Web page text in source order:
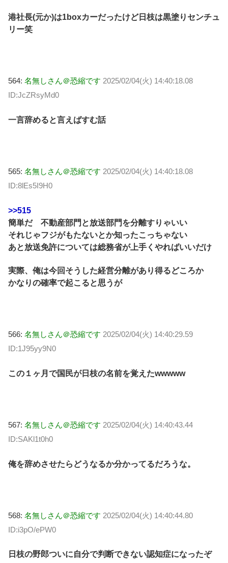
港社長(元か)は1boxカーだったけど日枝は黒塗りセンチュ
リー笑
564: 名無しさん＠恐縮です 2025/02/04(火) 14:40:18.08
ID:JcZRsyMd0
一言辞めると言えばすむ話
565: 名無しさん＠恐縮です 2025/02/04(火) 14:40:18.08
ID:8lEs5I9H0
>>515
簡単だ 不動産部門と放送部門を分離すりゃいい
それじゃフジがもたないとか知ったこっちゃない
あと放送免許については総務省が上手くやればいいだけ
実際、俺は今回そうした経営分離があり得るどころか
かなりの確率で起こると思うが
566: 名無しさん＠恐縮です 2025/02/04(火) 14:40:29.59
ID:1J95yy9N0
この１ヶ月で国民が日枝の名前を覚えたwwwww
567: 名無しさん＠恐縮です 2025/02/04(火) 14:40:43.44
ID:SAKl1t0h0
俺を辞めさせたらどうなるか分かってるだろうな。
568: 名無しさん＠恐縮です 2025/02/04(火) 14:40:44.80
ID:i3pO/ePW0
日枝の野郎ついに自分で判断できない認知症になったぞ